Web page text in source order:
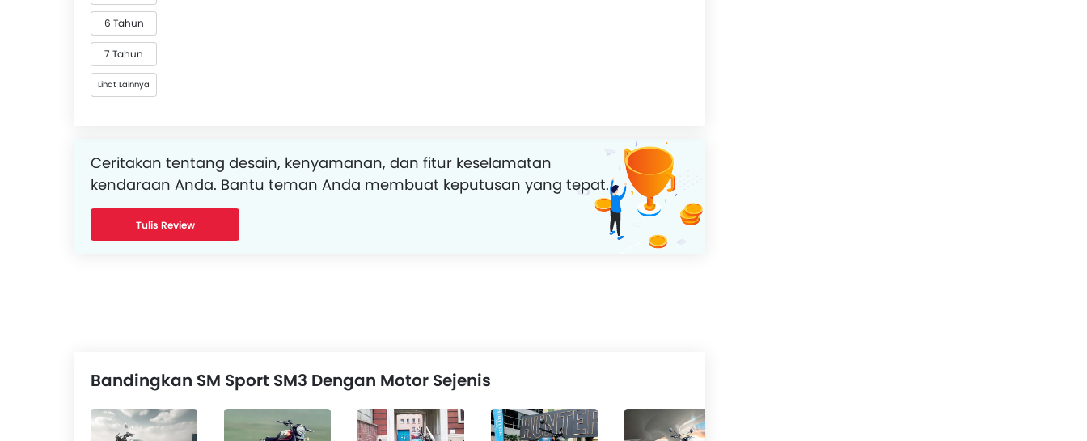
6 Tahun
7 Tahun
Lihat Lainnya
Ceritakan tentang desain, kenyamanan, dan fitur keselamatan
kendaraan Anda. Bantu teman Anda membuat keputusan yang tepat.
Tulis Review
Bandingkan SM Sport SM3 Dengan Motor Sejenis